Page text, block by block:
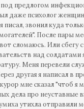
предлогом
даже психолог
писал, звонил куда
После пары
сломаюсь. Или сбегу
над
Меня перевели
другая я написал в
мне сказал "чтоб
дела про неуставные
утихла отправили